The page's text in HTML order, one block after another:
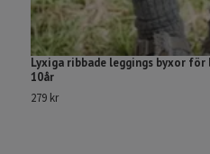
Lyxiga ribbade leggings byxor för
10år
279 kr